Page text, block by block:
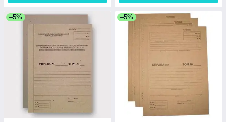
–5% –5%